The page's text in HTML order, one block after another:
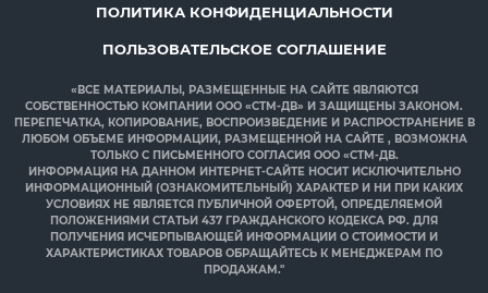
ПОЛИТИКА КОНФИДЕНЦИАЛЬНОСТИ
ПОЛЬЗОВАТЕЛЬСКОЕ СОГЛАШЕНИЕ
«ВСЕ МАТЕРИАЛЫ, РАЗМЕЩЕННЫЕ НА САЙТЕ ЯВЛЯЮТСЯ
СОБСТВЕННОСТЬЮ КОМПАНИИ ООО «СТМ-ДВ» И ЗАЩИЩЕНЫ ЗАКОНОМ.
ПЕРЕПЕЧАТКА, КОПИРОВАНИЕ, ВОСПРОИЗВЕДЕНИЕ И РАСПРОСТРАНЕНИЕ В
ЛЮБОМ ОБЪЕМЕ ИНФОРМАЦИИ, РАЗМЕЩЕННОЙ НА САЙТЕ , ВОЗМОЖНА
ТОЛЬКО С ПИСЬМЕННОГО СОГЛАСИЯ ООО «СТМ-ДВ.
ИНФОРМАЦИЯ НА ДАННОМ ИНТЕРНЕТ-САЙТЕ НОСИТ ИСКЛЮЧИТЕЛЬНО
ИНФОРМАЦИОННЫЙ (ОЗНАКОМИТЕЛЬНЫЙ) ХАРАКТЕР И НИ ПРИ КАКИХ
УСЛОВИЯХ НЕ ЯВЛЯЕТСЯ ПУБЛИЧНОЙ ОФЕРТОЙ, ОПРЕДЕЛЯЕМОЙ
ПОЛОЖЕНИЯМИ СТАТЬИ 437 ГРАЖДАНСКОГО КОДЕКСА РФ. ДЛЯ
ПОЛУЧЕНИЯ ИСЧЕРПЫВАЮЩЕЙ ИНФОРМАЦИИ О СТОИМОСТИ И
ХАРАКТЕРИСТИКАХ ТОВАРОВ ОБРАЩАЙТЕСЬ К МЕНЕДЖЕРАМ ПО
ПРОДАЖАМ."